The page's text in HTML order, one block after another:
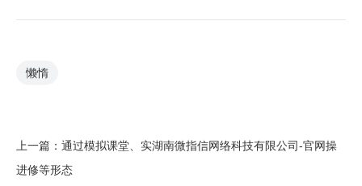
懒惰
上一篇： 通过模拟课堂、实湖南微指信网络科技有限公司-官网操
进修等形态